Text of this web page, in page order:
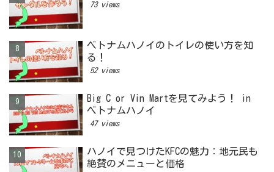
73 views
ベトナムハノイのトイレの使い方を知
る！
52 views
Big C or Vin Martを見てみよう！ in
ベトナムハノイ
47 views
ハノイで見つけたKFCの魅力：地元民も
絶賛のメニューと価格